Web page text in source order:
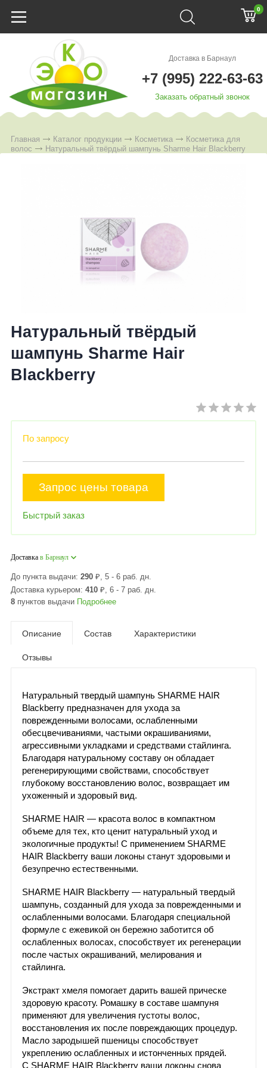
0
Доставка в Барнаул
+7 (995) 222-63-63
Заказать обратный звонок
Главная Каталог продукции Косметика
Косметика для
волос
Натуральный твёрдый шампунь Sharme Hair Blackberry
Натуральный твёрдый
шампунь Sharme Hair
Blackberry
По запросу
Запрос цены товара
Быстрый заказ
Доставка в Барнаул
До пункта выдачи: 290 ₽ , 5 - 6 раб. дн.
Доставка курьером: 410 ₽ , 6 - 7 раб. дн.
8 пунктов выдачи Подробнее
Описание Состав Характеристики
Отзывы
Натуральный твердый шампунь SHARME HAIR
Blackberry предназначен для ухода за
поврежденными волосами, ослабленными
обесцвечиваниями, частыми окрашиваниями,
агрессивными укладками и средствами стайлинга.
Благодаря натуральному составу он обладает
регенерирующими свойствами, способствует
глубокому восстановлению волос, возвращает им
ухоженный и здоровый вид.
SHARME HAIR — красота волос в компактном
объеме для тех, кто ценит натуральный уход и
экологичные продукты! С применением SHARME
HAIR Blackberry ваши локоны станут здоровыми и
безупречно естественными.
SHARME HAIR Blackberry — натуральный твердый
шампунь, созданный для ухода за поврежденными и
ослабленными волосами. Благодаря специальной
формуле с ежевикой он бережно заботится об
ослабленных волосах, способствует их регенерации
после частых окрашиваний, мелирования и
стайлинга.
Экстракт хмеля помогает дарить вашей прическе
здоровую красоту. Ромашку в составе шампуня
применяют для увеличения густоты волос,
восстановления их после повреждающих процедур.
Масло зародышей пшеницы способствует
укреплению ослабленных и истонченных прядей.
С SHARME HAIR Blackberry ваши локоны снова